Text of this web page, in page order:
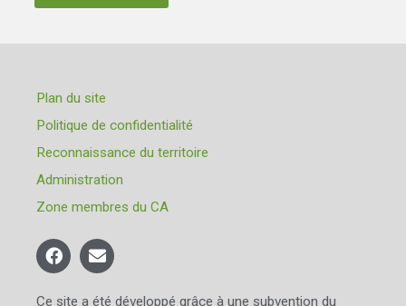
Plan du site
Politique de confidentialité
Reconnaissance du territoire
Administration
Zone membres du CA
Ce site a été développé grâce à une subvention du